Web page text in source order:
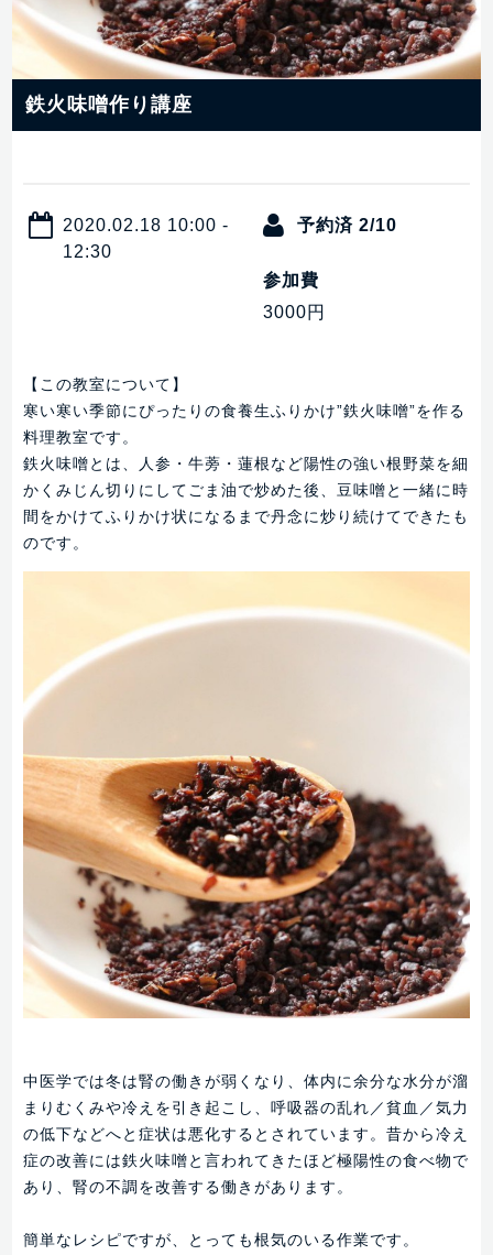
鉄火味噌作り講座
2020.02.18 10:00 -
12:30
予約済 2/10
参加費
3000円
【この教室について】
寒い寒い季節にぴったりの食養生ふりかけ”鉄火味噌”を作る
料理教室です。
鉄火味噌とは、人参・牛蒡・蓮根など陽性の強い根野菜を細
かくみじん切りにしてごま油で炒めた後、豆味噌と一緒に時
間をかけてふりかけ状になるまで丹念に炒り続けてできたも
のです。
中医学では冬は腎の働きが弱くなり、体内に余分な水分が溜
まりむくみや冷えを引き起こし、呼吸器の乱れ／貧血／気力
の低下などへと症状は悪化するとされています。昔から冷え
症の改善には鉄火味噌と言われてきたほど極陽性の食べ物で
あり、腎の不調を改善する働きがあります。
簡単なレシピですが、とっても根気のいる作業です。